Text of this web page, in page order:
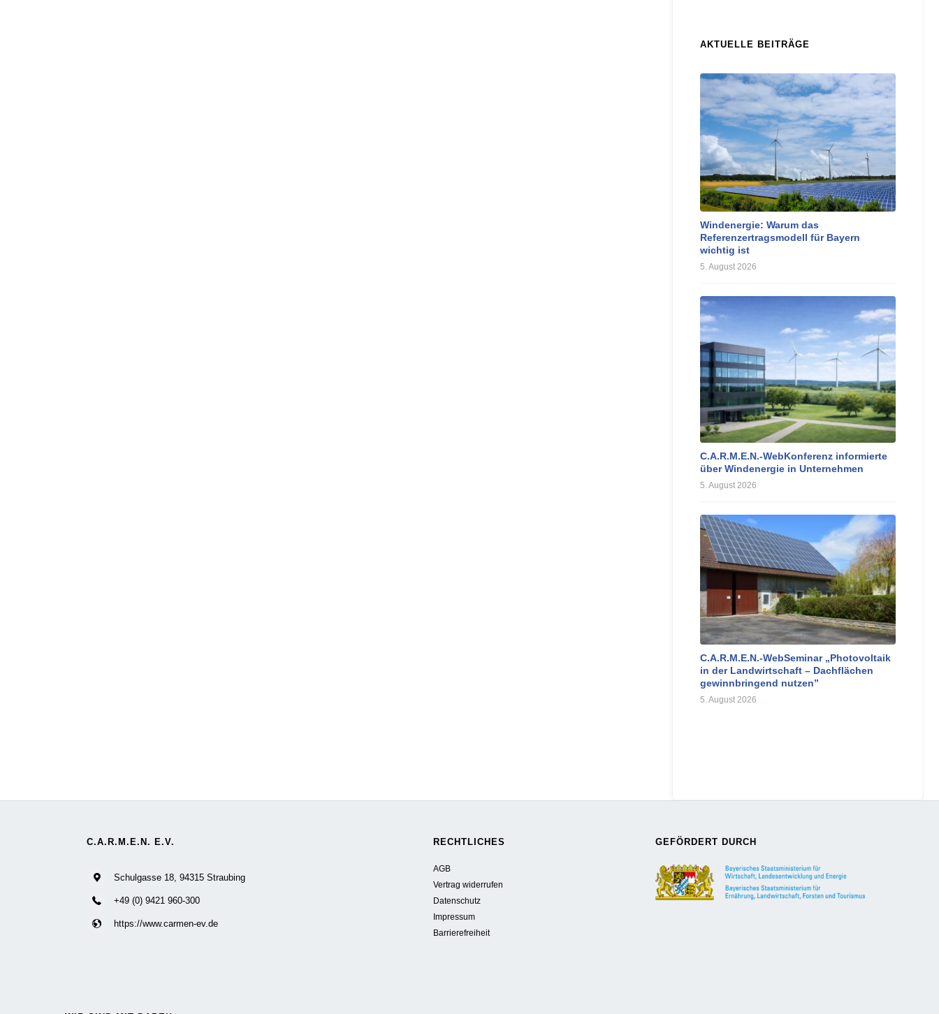
AKTUELLE BEITRÄGE
Windenergie: Warum das
Referenzertragsmodell für Bayern
wichtig ist
5. August 2026
C.A.R.M.E.N.-WebKonferenz informierte
über Windenergie in Unternehmen
5. August 2026
C.A.R.M.E.N.-WebSeminar „Photovoltaik
in der Landwirtschaft – Dachflächen
gewinnbringend nutzen”
5. August 2026
C.A.R.M.E.N. E.V.
Schulgasse 18, 94315 Straubing
+49 (0) 9421 960-300
https://www.carmen-ev.de
RECHTLICHES
AGB
Vertrag widerrufen
Datenschutz
Impressum
Barrierefreiheit
GEFÖRDERT DURCH